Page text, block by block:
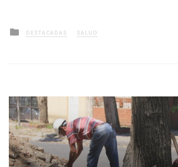
Posted
in
DESTACADAS SALUD